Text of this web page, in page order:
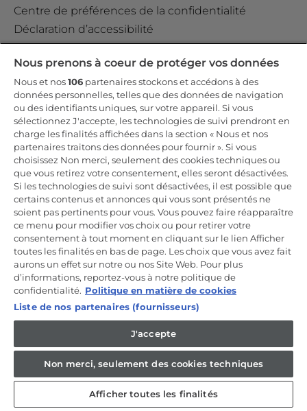
Centre de préférences de la confidentialité
Déclaration d’accessibilité
Data Act Policy
Règlement GPSR (EU) 2023/988 Art. 19
Incrivez-vous à la newsletter
Inscrivez-vous et recevez -10% sur votre
première commande
CANDY HOOVER GROUP S.r.I. - Associé unique - SIÈGE SOCIAL :
Via Comolli, 57 - 20861 Brugherio (MB) - Italie - SIÈGES
ADMINISTRATIFS : Via Privata Eden Fumagalli snc - 20861
Brugherio (MB) et Via Trento n. 20/A-22 - 20871 Vimercate (MB) -
Italie - Tél. : +39.039.2086.1 - Fax : +39.039.2086.237 - Capital social
35 000 000,00 € iv - Cod. Code fiscal et numéro d'inscription au
registre du commerce de Milan-Monza-Brianza-Lodi 04666310158 -
Autorisation IT AEOF 211870 - Société soumise aux activités de
gestion et de coordination de Candy S.p.A.
FR / Français
Nous prenons à coeur de protéger vos données
Nous et nos106 partenaires stockons et accédons à des
données personnelles, telles que des données de navigation
ou des identifiants uniques, sur votre appareil. Si vous
sélectionnez J'accepte, les technologies de suivi prendront en
charge les finalités affichées dans la section « Nous et nos
partenaires traitons des données pour fournir ». Si vous
choisissez Non merci, seulement des cookies techniques ou
que vous retirez votre consentement, elles seront désactivées.
Si les technologies de suivi sont désactivées, il est possible que
certains contenus et annonces qui vous sont présentés ne
soient pas pertinents pour vous. Vous pouvez faire réapparaître
ce menu pour modifier vos choix ou pour retirer votre
consentement à tout moment en cliquant sur le lien Afficher
toutes les finalités en bas de page. Les choix que vous avez fait
aurons un effet sur notre ou nos Site Web. Pour plus
d’informations, reportez-vous à notre politique de
confidentialité. Politique en matière de cookies
Liste de nos partenaires (fournisseurs)
J'accepte
Non merci, seulement des cookies techniques
Afficher toutes les finalités